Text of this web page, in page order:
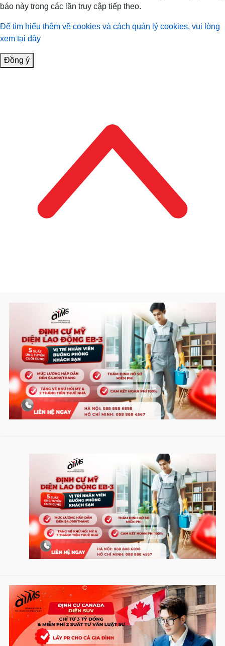
báo này trong các lần truy cập tiếp theo.
Để tìm hiểu thêm về cookies và cách quản lý cookies, vui lòng
xem tại đây
Đồng ý